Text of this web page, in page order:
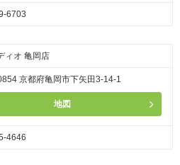
6703
ィオ 亀岡店
京都府亀岡市下矢田3-14-1
地図
4646